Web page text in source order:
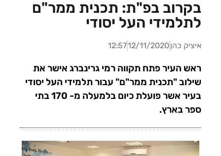
בקרוב בפ"ת: תכנית ממר"ם
לתלמידי העל יסודי
איציק כהן 12/11/2020
12:57
ראש העיר פתח תקווה רמי גרינברג אישר את
שילוב "תכנית ממר"ם" עבור תלמידי העל יסודי
בעיר אשר פועלת כיום בלמעלה מ- 170 בתי
ספר בארץ.